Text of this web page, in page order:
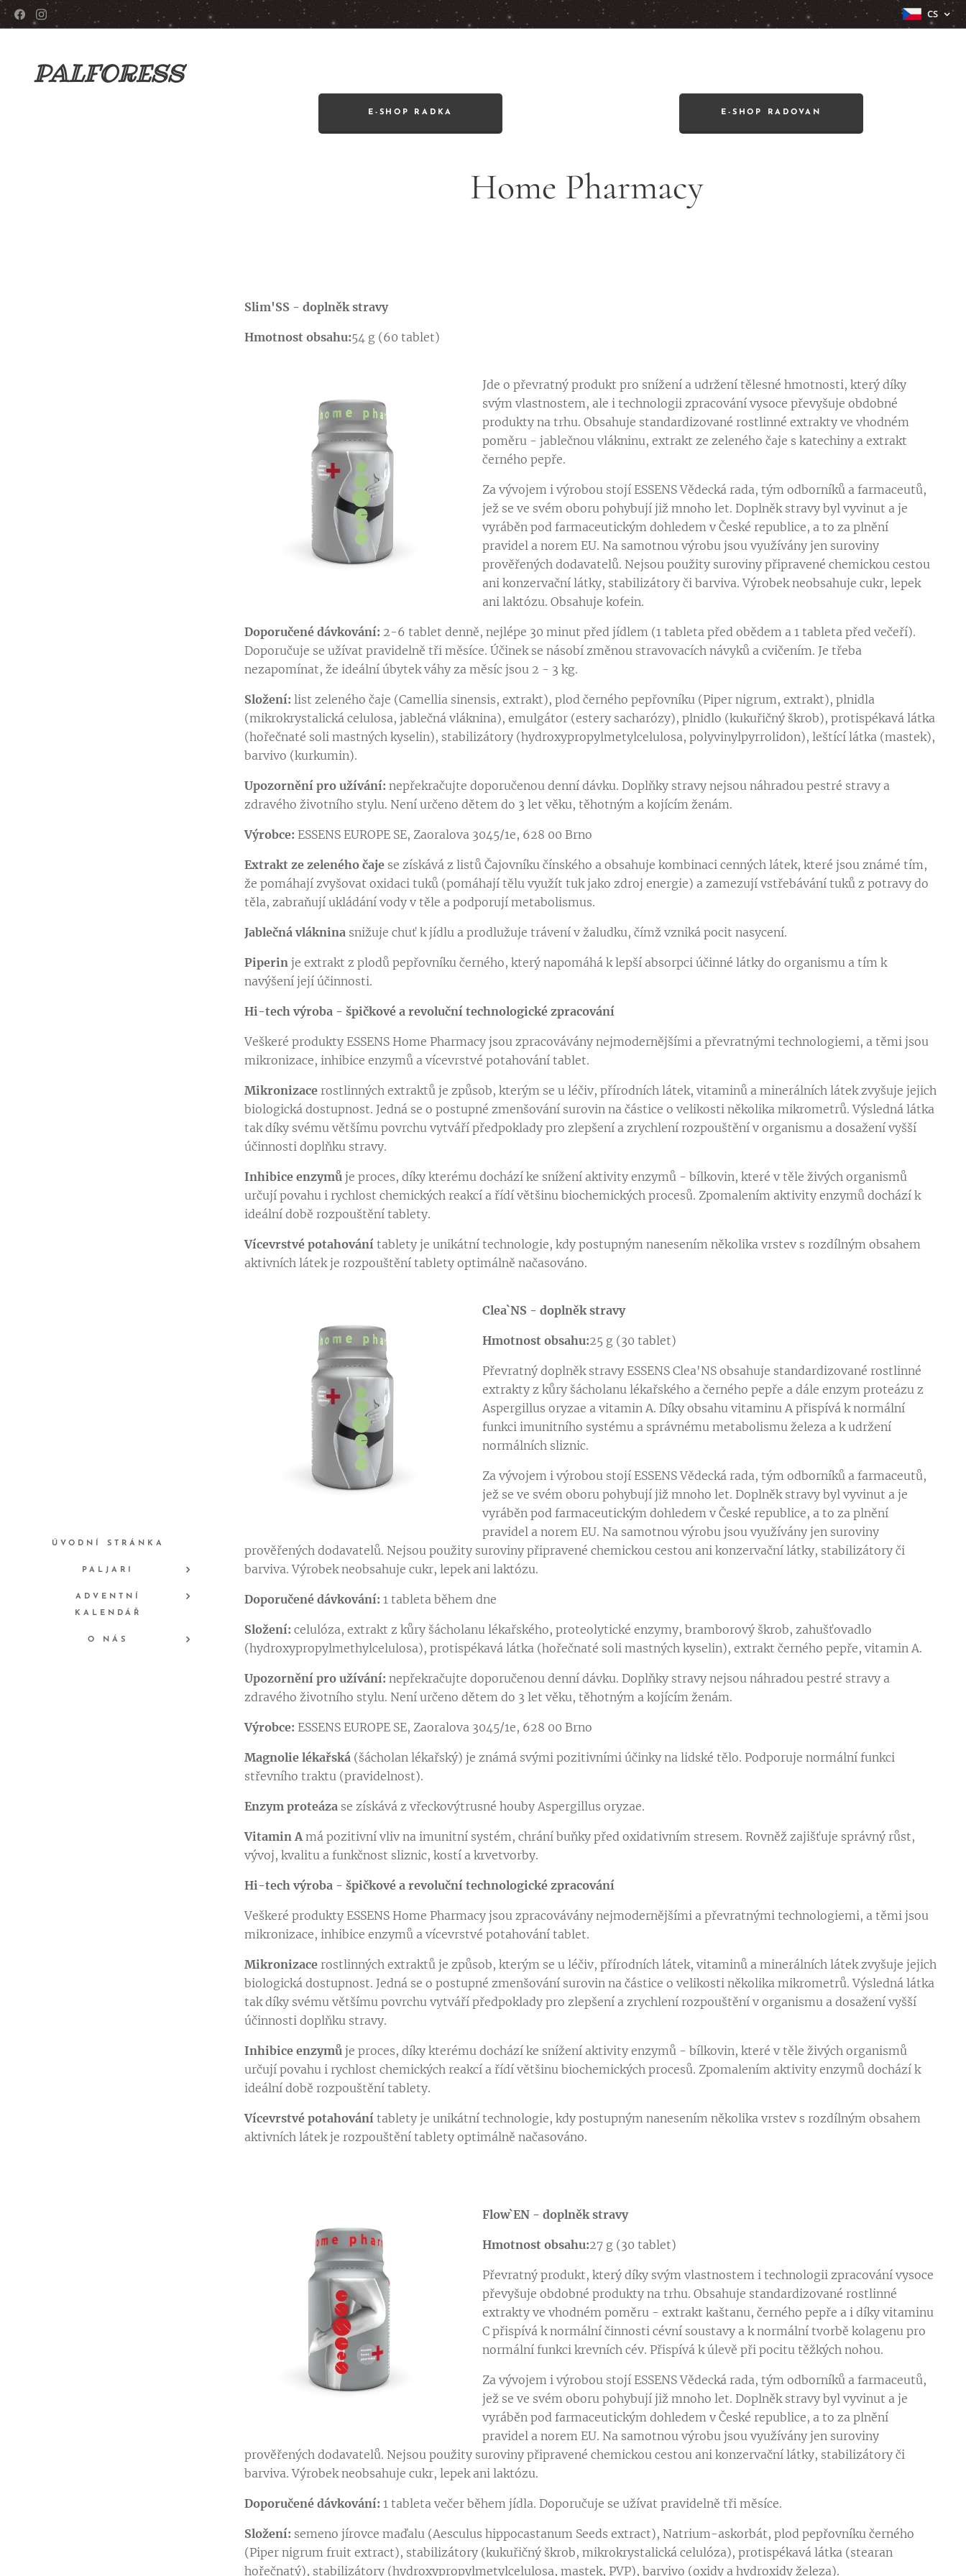
CS
PALFORESS
ÚVODNÍ STRÁNKA
PALJARI
ADVENTNÍ
KALENDÁŘ
O NÁS
E-SHOP RADKA E-SHOP RADOVAN
Home Pharmacy
Slim'SS - doplněk stravy
Hmotnost obsahu:54 g (60 tablet)
Jde o převratný produkt pro snížení a udržení tělesné hmotnosti, který díky
svým vlastnostem, ale i technologii zpracování vysoce převyšuje obdobné
produkty na trhu. Obsahuje standardizované rostlinné extrakty ve vhodném
poměru - jablečnou vlákninu, extrakt ze zeleného čaje s katechiny a extrakt
černého pepře.
Za vývojem i výrobou stojí ESSENS Vědecká rada, tým odborníků a farmaceutů,
jež se ve svém oboru pohybují již mnoho let. Doplněk stravy byl vyvinut a je
vyráběn pod farmaceutickým dohledem v České republice, a to za plnění
pravidel a norem EU. Na samotnou výrobu jsou využívány jen suroviny
prověřených dodavatelů. Nejsou použity suroviny připravené chemickou cestou
ani konzervační látky, stabilizátory či barviva. Výrobek neobsahuje cukr, lepek
ani laktózu. Obsahuje kofein.
Doporučené dávkování: 2-6 tablet denně, nejlépe 30 minut před jídlem (1 tableta před obědem a 1 tableta před večeří).
Doporučuje se užívat pravidelně tři měsíce. Účinek se násobí změnou stravovacích návyků a cvičením. Je třeba
nezapomínat, že ideální úbytek váhy za měsíc jsou 2 - 3 kg.
Složení: list zeleného čaje (Camellia sinensis, extrakt), plod černého pepřovníku (Piper nigrum, extrakt), plnidla
(mikrokrystalická celulosa, jablečná vláknina), emulgátor (estery sacharózy), plnidlo (kukuřičný škrob), protispékavá látka
(hořečnaté soli mastných kyselin), stabilizátory (hydroxypropylmetylcelulosa, polyvinylpyrrolidon), leštící látka (mastek),
barvivo (kurkumin).
Upozornění pro užívání: nepřekračujte doporučenou denní dávku. Doplňky stravy nejsou náhradou pestré stravy a
zdravého životního stylu. Není určeno dětem do 3 let věku, těhotným a kojícím ženám.
Výrobce: ESSENS EUROPE SE, Zaoralova 3045/1e, 628 00 Brno
Extrakt ze zeleného čaje se získává z listů Čajovníku čínského a obsahuje kombinaci cenných látek, které jsou známé tím,
že pomáhají zvyšovat oxidaci tuků (pomáhají tělu využít tuk jako zdroj energie) a zamezují vstřebávání tuků z potravy do
těla, zabraňují ukládání vody v těle a podporují metabolismus.
Jablečná vláknina snižuje chuť k jídlu a prodlužuje trávení v žaludku, čímž vzniká pocit nasycení.
Piperin je extrakt z plodů pepřovníku černého, který napomáhá k lepší absorpci účinné látky do organismu a tím k
navýšení její účinnosti.
Hi-tech výroba - špičkové a revoluční technologické zpracování
Veškeré produkty ESSENS Home Pharmacy jsou zpracovávány nejmodernějšími a převratnými technologiemi, a těmi jsou
mikronizace, inhibice enzymů a vícevrstvé potahování tablet.
Mikronizace rostlinných extraktů je způsob, kterým se u léčiv, přírodních látek, vitaminů a minerálních látek zvyšuje jejich
biologická dostupnost. Jedná se o postupné zmenšování surovin na částice o velikosti několika mikrometrů. Výsledná látka
tak díky svému většímu povrchu vytváří předpoklady pro zlepšení a zrychlení rozpouštění v organismu a dosažení vyšší
účinnosti doplňku stravy.
Inhibice enzymů je proces, díky kterému dochází ke snížení aktivity enzymů - bílkovin, které v těle živých organismů
určují povahu i rychlost chemických reakcí a řídí většinu biochemických procesů. Zpomalením aktivity enzymů dochází k
ideální době rozpouštění tablety.
Vícevrstvé potahování tablety je unikátní technologie, kdy postupným nanesením několika vrstev s rozdílným obsahem
aktivních látek je rozpouštění tablety optimálně načasováno.
Clea`NS - doplněk stravy
Hmotnost obsahu:25 g (30 tablet)
Převratný doplněk stravy ESSENS Clea'NS obsahuje standardizované rostlinné
extrakty z kůry šácholanu lékařského a černého pepře a dále enzym proteázu z
Aspergillus oryzae a vitamin A. Díky obsahu vitaminu A přispívá k normální
funkci imunitního systému a správnému metabolismu železa a k udržení
normálních sliznic.
Za vývojem i výrobou stojí ESSENS Vědecká rada, tým odborníků a farmaceutů,
jež se ve svém oboru pohybují již mnoho let. Doplněk stravy byl vyvinut a je
vyráběn pod farmaceutickým dohledem v České republice, a to za plnění
pravidel a norem EU. Na samotnou výrobu jsou využívány jen suroviny
prověřených dodavatelů. Nejsou použity suroviny připravené chemickou cestou ani konzervační látky, stabilizátory či
barviva. Výrobek neobsahuje cukr, lepek ani laktózu.
Doporučené dávkování: 1 tableta během dne
Složení: celulóza, extrakt z kůry šácholanu lékařského, proteolytické enzymy, bramborový škrob, zahušťovadlo
(hydroxypropylmethylcelulosa), protispékavá látka (hořečnaté soli mastných kyselin), extrakt černého pepře, vitamin A.
Upozornění pro užívání: nepřekračujte doporučenou denní dávku. Doplňky stravy nejsou náhradou pestré stravy a
zdravého životního stylu. Není určeno dětem do 3 let věku, těhotným a kojícím ženám.
Výrobce: ESSENS EUROPE SE, Zaoralova 3045/1e, 628 00 Brno
Magnolie lékařská (šácholan lékařský) je známá svými pozitivními účinky na lidské tělo. Podporuje normální funkci
střevního traktu (pravidelnost).
Enzym proteáza se získává z vřeckovýtrusné houby Aspergillus oryzae.
Vitamin Amá pozitivní vliv na imunitní systém, chrání buňky před oxidativním stresem. Rovněž zajišťuje správný růst,
vývoj, kvalitu a funkčnost sliznic, kostí a krvetvorby.
Hi-tech výroba - špičkové a revoluční technologické zpracování
Veškeré produkty ESSENS Home Pharmacy jsou zpracovávány nejmodernějšími a převratnými technologiemi, a těmi jsou
mikronizace, inhibice enzymů a vícevrstvé potahování tablet.
Mikronizace rostlinných extraktů je způsob, kterým se u léčiv, přírodních látek, vitaminů a minerálních látek zvyšuje jejich
biologická dostupnost. Jedná se o postupné zmenšování surovin na částice o velikosti několika mikrometrů. Výsledná látka
tak díky svému většímu povrchu vytváří předpoklady pro zlepšení a zrychlení rozpouštění v organismu a dosažení vyšší
účinnosti doplňku stravy.
Inhibice enzymů je proces, díky kterému dochází ke snížení aktivity enzymů - bílkovin, které v těle živých organismů
určují povahu i rychlost chemických reakcí a řídí většinu biochemických procesů. Zpomalením aktivity enzymů dochází k
ideální době rozpouštění tablety.
Vícevrstvé potahování tablety je unikátní technologie, kdy postupným nanesením několika vrstev s rozdílným obsahem
aktivních látek je rozpouštění tablety optimálně načasováno.
Flow`EN - doplněk stravy
Hmotnost obsahu:27 g (30 tablet)
Převratný produkt, který díky svým vlastnostem i technologii zpracování vysoce
převyšuje obdobné produkty na trhu. Obsahuje standardizované rostlinné
extrakty ve vhodném poměru - extrakt kaštanu, černého pepře a i díky vitaminu
C přispívá k normální činnosti cévní soustavy a k normální tvorbě kolagenu pro
normální funkci krevních cév. Přispívá k úlevě při pocitu těžkých nohou.
Za vývojem i výrobou stojí ESSENS Vědecká rada, tým odborníků a farmaceutů,
jež se ve svém oboru pohybují již mnoho let. Doplněk stravy byl vyvinut a je
vyráběn pod farmaceutickým dohledem v České republice, a to za plnění
pravidel a norem EU. Na samotnou výrobu jsou využívány jen suroviny
prověřených dodavatelů. Nejsou použity suroviny připravené chemickou cestou ani konzervační látky, stabilizátory či
barviva. Výrobek neobsahuje cukr, lepek ani laktózu.
Doporučené dávkování: 1 tableta večer během jídla. Doporučuje se užívat pravidelně tři měsíce.
Složení: semeno jírovce maďalu (Aesculus hippocastanum Seeds extract), Natrium-askorbát, plod pepřovníku černého
(Piper nigrum fruit extract), stabilizátory (kukuřičný škrob, mikrokrystalická celulóza), protispékavá látka (stearan
hořečnatý), stabilizátory (hydroxypropylmetylcelulosa, mastek, PVP), barvivo (oxidy a hydroxidy železa).